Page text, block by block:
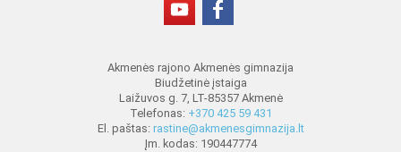
Akmenės rajono Akmenės gimnazija
Biudžetinė įstaiga
Laižuvos g. 7, LT-85357 Akmenė
Telefonas: +370 425 59 431
El. paštas: rastine@akmenesgimnazija.lt
Įm. kodas: 190447774